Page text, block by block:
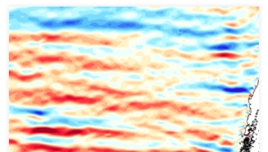
“Remolinos en el Océano Pacífico Sur-Oriental: Caminos Preferidos y
Posibles Impactos” es el nombre del seminario que se realizará mañana
jueves 20 de octubre en la Universidad de Concepción, en […]